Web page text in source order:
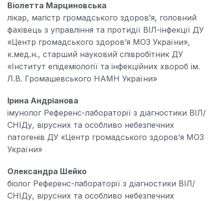
Віолетта Марциновська
лікар, магістр громадського здоров’я, головний
фахівець з управління та протидії ВІЛ-інфекції ДУ
«Центр громадського здоров’я МОЗ України»,
к.мед.н., старший науковий співробітник ДУ
«Інститут епідеміології та інфекційних хвороб ім.
Л.В. Громашевського НАМН України»
Ірина Андріанова
імунолог Референс-лабораторії з діагностики ВІЛ/
СНІДу, вірусних та особливо небезпечних
патогенів ДУ «Центр громадського здоров’я МОЗ
України»
Олександра Шейко
біолог Референс-лабораторії з діагностики ВІЛ/
СНІДу, вірусних та особливо небезпечних